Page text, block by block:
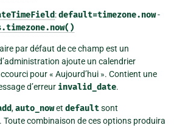
:default=timezone.now-
par défaut de ce champ est un
ajoute un calendrier
pour « Aujourd’hui ». Contient une
d’erreur invalid_date.
,auto_nowet defaultsont
Toute combinaison de ces options produira